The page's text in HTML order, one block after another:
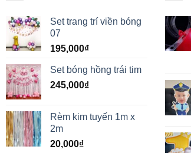
Set trang trí viền bóng
07
195,000₫
Set bóng hồng trái tim
245,000₫
Rèm kim tuyến 1m x
2m
20,000₫